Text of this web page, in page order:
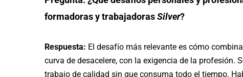
formadoras y trabajadorasSilver?
Respuesta: El desafío más relevante es cómo
curva de desacelere, con la exigencia de la profesión.
trabajo de calidad sin que consuma todo el tiempo.